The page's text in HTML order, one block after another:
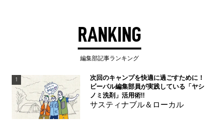
RANKING
編集部記事ランキング
1
次回のキャンプを快適に過ごすために！
ビーパル編集部員が実践している「ヤシ
ノミ洗剤」活用術!!
サスティナブル＆ローカル